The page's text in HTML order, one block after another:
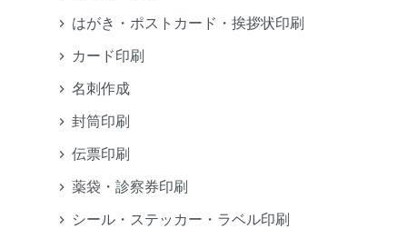
はがき・ポストカード・挨拶状印刷
カード印刷
名刺作成
封筒印刷
伝票印刷
薬袋・診察券印刷
シール・ステッカー・ラベル印刷